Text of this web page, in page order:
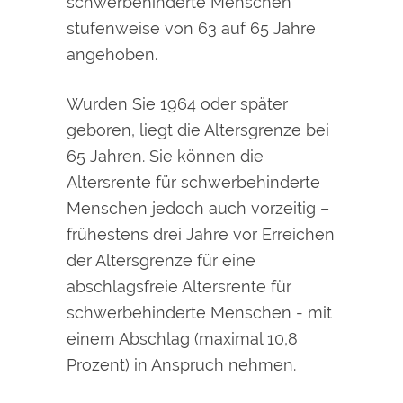
stufenweise von 63 auf 65 Jahre
angehoben.
Wurden Sie 1964 oder später
geboren, liegt die Altersgrenze bei
65 Jahren. Sie können die
Altersrente für schwerbehinderte
Menschen jedoch auch vorzeitig –
frühestens drei Jahre vor Erreichen
der Altersgrenze für eine
abschlagsfreie Altersrente für
schwerbehinderte Menschen - mit
einem Abschlag (maximal 10,8
Prozent) in Anspruch nehmen.